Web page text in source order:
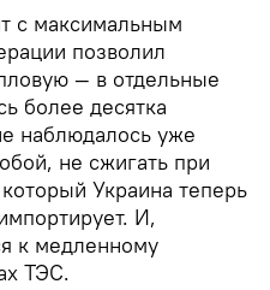
с максимальным
позволил
— в отдельные
более десятка
наблюдалось уже
не сжигать при
Украина теперь
И,
к медленному
ТЭС.